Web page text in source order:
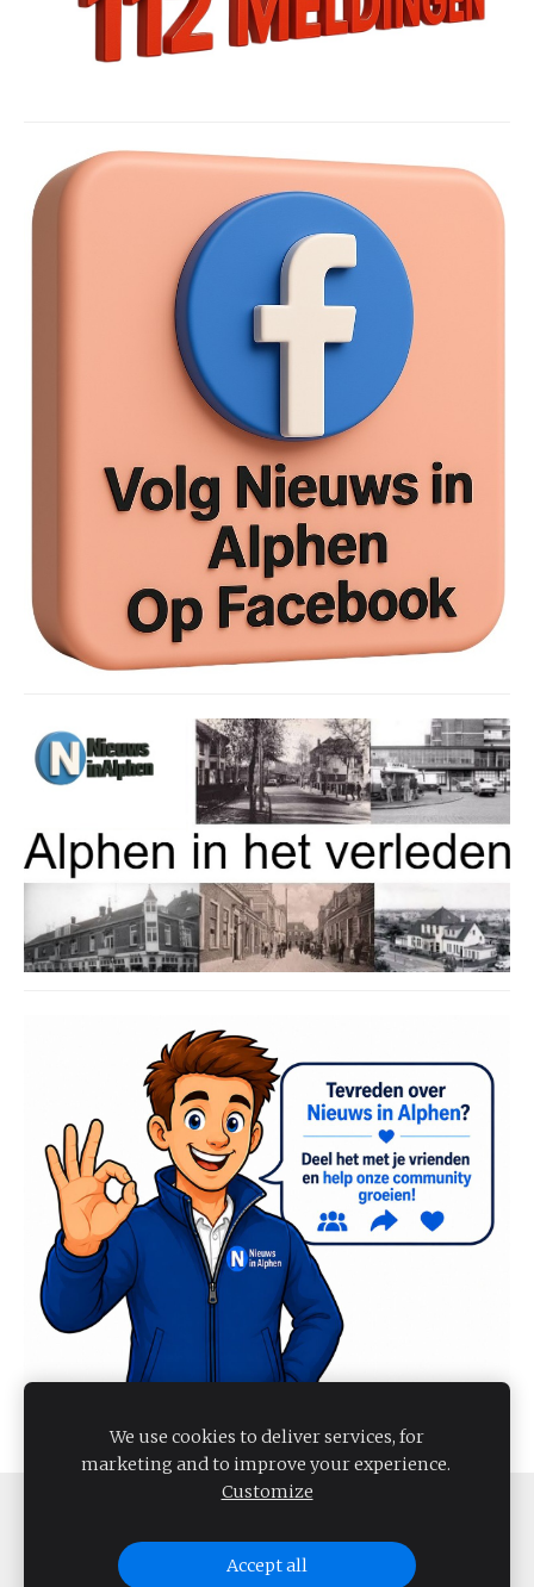
NIEUWS IN ALPHEN 2026
We use cookies to deliver services, for
marketing and to improve your experience.
Customize
Accept all